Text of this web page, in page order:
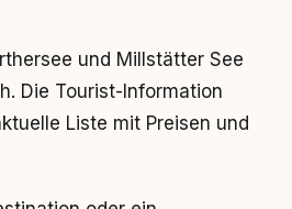
und Millstätter See
Die Tourist-Information
Liste mit Preisen und